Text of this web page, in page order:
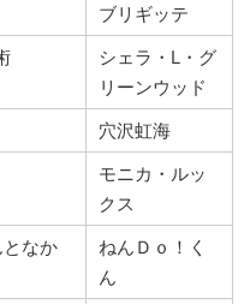
ブリギッテ
シェラ・L・グ
リーンウッド
穴沢虹海
モニカ・ルッ
クス
なか
ねんＤｏ！く
ん